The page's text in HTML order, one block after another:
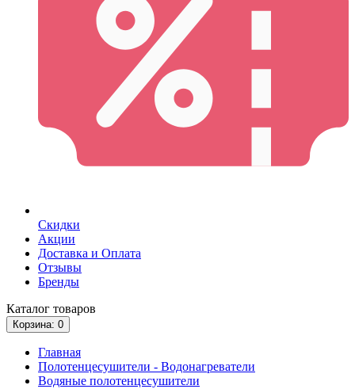
Скидки
Акции
Доставка и Оплата
Отзывы
Бренды
Каталог товаров
Корзина: 0
Главная
Полотенцесушители - Водонагреватели
Водяные полотенцесушители